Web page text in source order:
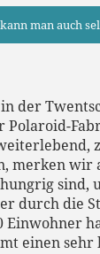
man auch
der
Polaroid-
merken wir
sind,
durch die
Einwohner
einen